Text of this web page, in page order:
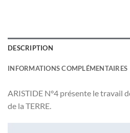
DESCRIPTION
INFORMATIONS COMPLÉMENTAIRES
ARISTIDE N°4 présente le travail
de la TERRE.